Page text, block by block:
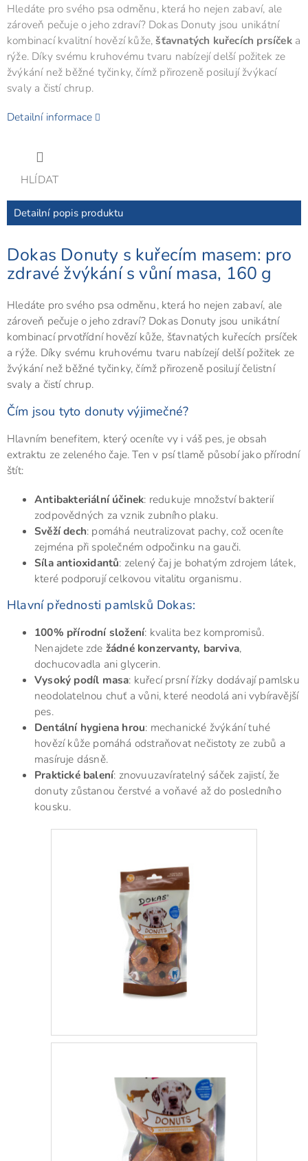
Hledáte pro svého psa odměnu, která ho nejen zabaví, ale
zároveň pečuje o jeho zdraví? Dokas Donuty jsou unikátní
kombinací kvalitní hovězí kůže,šťavnatých kuřecích prsíčeka
rýže. Díky svému kruhovému tvaru nabízejí delší požitek ze
žvýkání než běžné tyčinky, čímž přirozeně posilují žvýkací
svaly a čistí chrup.
Detailní informace
HLÍDAT
Detailní popis produktu
Dokas Donuty s kuřecím masem: pro
zdravé žvýkání s vůní masa, 160 g
Hledáte pro svého psa odměnu, která ho nejen zabaví, ale
zároveň pečuje o jeho zdraví? Dokas Donuty jsou unikátní
kombinací prvotřídní hovězí kůže, šťavnatých kuřecích prsíček
a rýže. Díky svému kruhovému tvaru nabízejí delší požitek ze
žvýkání než běžné tyčinky, čímž přirozeně posilují čelistní
svaly a čistí chrup.
Čím jsou tyto donuty výjimečné?
Hlavním benefitem, který oceníte vy i váš pes, je obsah
extraktu ze zeleného čaje. Ten v psí tlamě působí jako přírodní
štít:
Antibakteriální účinek: redukuje množství bakterií
zodpovědných za vznik zubního plaku.
Svěží dech: pomáhá neutralizovat pachy, což oceníte
zejména při společném odpočinku na gauči.
Síla antioxidantů: zelený čaj je bohatým zdrojem látek,
které podporují celkovou vitalitu organismu.
Hlavní přednosti pamlsků Dokas:
100% přírodní složení: kvalita bez kompromisů.
Nenajdete zde žádné konzervanty, barviva,
dochucovadla ani glycerin.
Vysoký podíl masa: kuřecí prsní řízky dodávají pamlsku
neodolatelnou chuť a vůni, které neodolá ani vybíravější
pes.
Dentální hygiena hrou: mechanické žvýkání tuhé
hovězí kůže pomáhá odstraňovat nečistoty ze zubů a
masíruje dásně.
Praktické balení: znovuuzavíratelný sáček zajistí, že
donuty zůstanou čerstvé a voňavé až do posledního
kousku.